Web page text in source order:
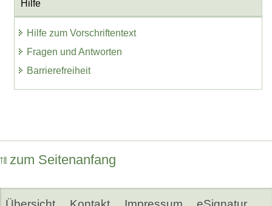
Hilfe
Hilfe zum Vorschriftentext
Fragen und Antworten
Barrierefreiheit
zum Seitenanfang